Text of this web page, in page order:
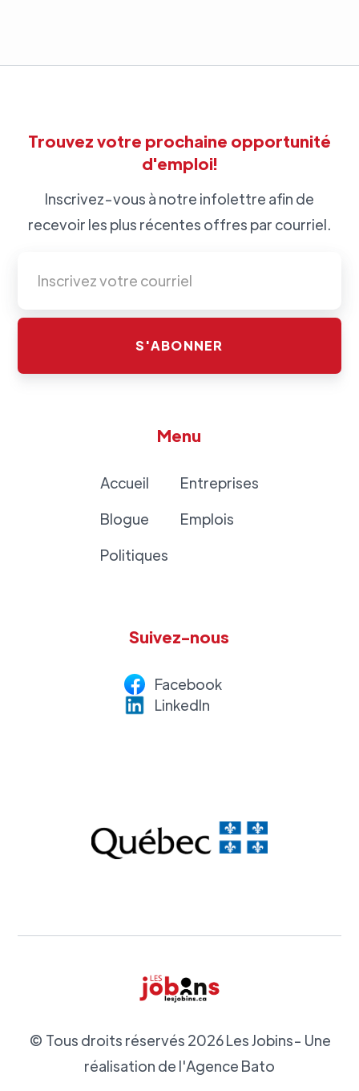
Trouvez votre prochaine opportunité
d'emploi!
Inscrivez-vous à notre infolettre afin de
recevoir les plus récentes offres par courriel.
Menu
Accueil
Blogue
Politiques
Entreprises
Emplois
Suivez-nous
Facebook
LinkedIn
© Tous droits réservés 2026Les Jobins- Une
réalisation de l'Agence Bato